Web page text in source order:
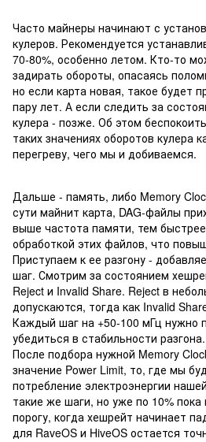
Часто майнеры начинают с
кулеров. Рекомендуется
70-80%, особенно летом. Кто-то
задирать обороты, опасаясь
но если карта новая, такое будет
пару лет. А если следить за
кулера - позже. Об этом
таких значениях оборотов кулера
перегреву, чего мы и добиваемся.
Дальше - память, либо Memory
сути майнит карта, DAG-файлы
выше частота памяти, тем
обработкой этих файлов, что
Приступаем к ее разгону -
шаг. Смотрим за состоянием
Reject и Invalid Share. Reject в
допускаются, тогда как Invalid
Каждый шаг на +50-100 мГц нужно
убедиться в стабильности разгона.
После подбора нужной Memory
значение Power Limit, то, где мы
потребление электроэнергии
такие же шаги, но уже по 10%
порогу, когда хешрейт начинает
для RaveOS и HiveOS остается